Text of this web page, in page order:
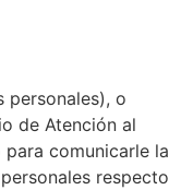
personales), o
de Atención al
comunicarle la
respecto